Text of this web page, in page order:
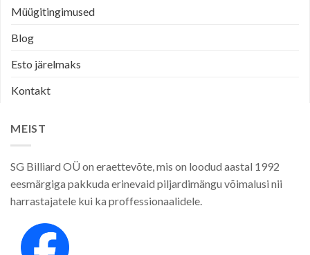
Müügitingimused
Blog
Esto järelmaks
Kontakt
MEIST
SG Billiard OÜ on eraettevõte, mis on loodud aastal 1992
eesmärgiga pakkuda erinevaid piljardimängu võimalusi nii
harrastajatele kui ka proffessionaalidele.